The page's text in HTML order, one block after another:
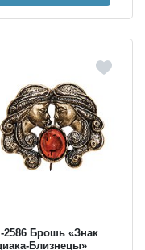
2586 Брошь «Знак
Близнецы»